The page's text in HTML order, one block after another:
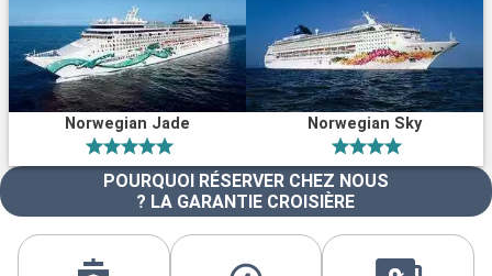
Norwegian Jade Norwegian Sky
POURQUOI RÉSERVER CHEZ NOUS
? LA GARANTIE CROISIÈRE